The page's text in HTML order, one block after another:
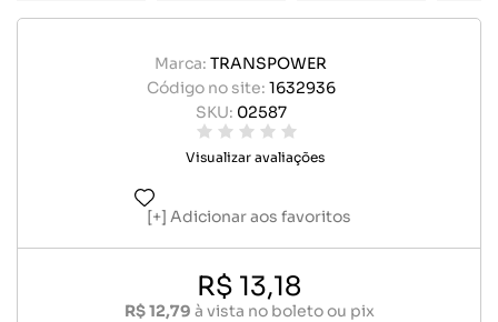
Marca: TRANSPOWER
Código no site: 1632936
SKU: 02587
Visualizar avaliações
Adicionar aos favoritos
R$ 13,18
R$ 12,79 à vista no boleto ou pix